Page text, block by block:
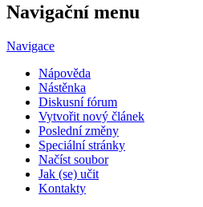
Navigační menu
Navigace
Nápověda
Nástěnka
Diskusní fórum
Vytvořit nový článek
Poslední změny
Speciální stránky
Načíst soubor
Jak (se) učit
Kontakty